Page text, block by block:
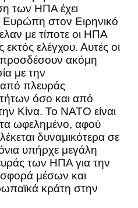
των ΗΠΑ έχει
Ευρώπη στον Ειρηνικό
με τίποτε οι ΗΠΑ
εκτός ελέγχου. Αυτές οι
προσδέσουν ακόμη
με την
πλευράς
όσο και από
Κίνα. Το ΝΑΤΟ είναι
ωφελημένο, αφού
δυναμικότερα σε
υπήρχε μεγάλη
των ΗΠΑ για την
μέσων και
κράτη στην